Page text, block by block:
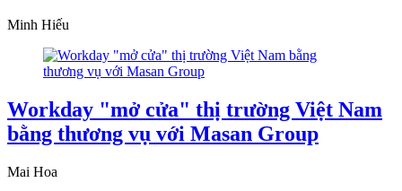
Minh Hiếu
Workday "mở cửa" thị trường Việt Nam
bằng thương vụ với Masan Group
Mai Hoa